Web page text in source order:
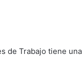
de Trabajo tiene